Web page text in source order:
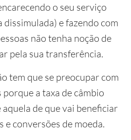
o seu serviço
dissimulada) e fazendo com
não tenha noção de
pela sua transferência.
tem que se preocupar com
a taxa de câmbio
de que vai beneficiar
e conversões de moeda.